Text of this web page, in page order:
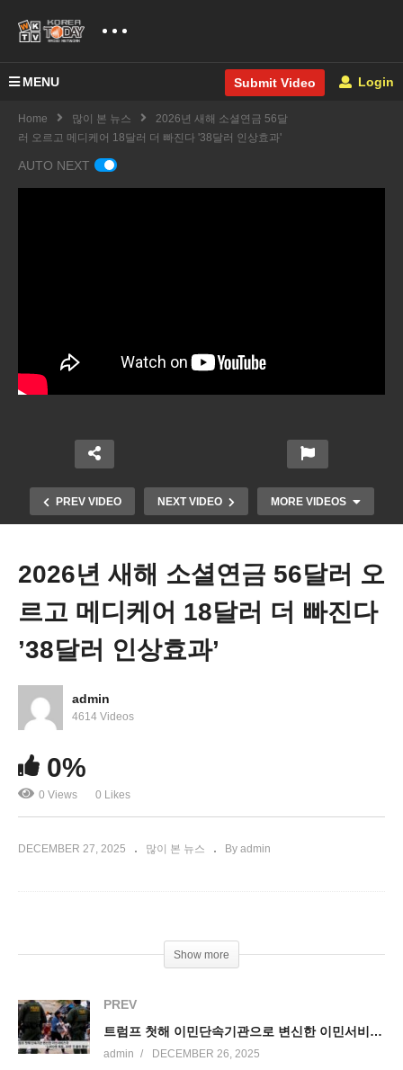
MENU Submit Video Login
Home 많이 본 뉴스
2026년 새해 소셜연금 56달
러 오르고 메디케어 18달러 더 빠진다 '38달러 인상효과'
AUTO NEXT
PREV VIDEO NEXT VIDEO MORE VIDEOS
트럼프 피난민 신청자 230만 명에 성탄 선물 대신 출
국령 ‘이민법원에서 8천건 조기종결’
2026년 새해 소셜연금 56달러 오
르고 메디케어 18달러 더 빠진다
’38달러 인상효과’
admin
4614 Videos
0%
0 Views 0 Likes
DECEMBER 27, 2025 많이 본 뉴스 By admin
Show more
PREV
트럼프 첫해 이민단속기관으로 변신한 이민서비스국 ‘2400명 체포, 20만 출두통보’
admin DECEMBER 26, 2025